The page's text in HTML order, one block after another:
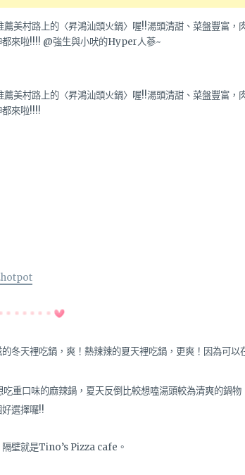
冬天裡吃鍋，爽！熱辣辣的夏天裡吃鍋，更爽！因為可以
重口味的麻辣鍋，夏天反倒比較想嗑湯頭較為清爽的鍋物
選擇囉!!
壁就是Tino’s Pizza cafe。